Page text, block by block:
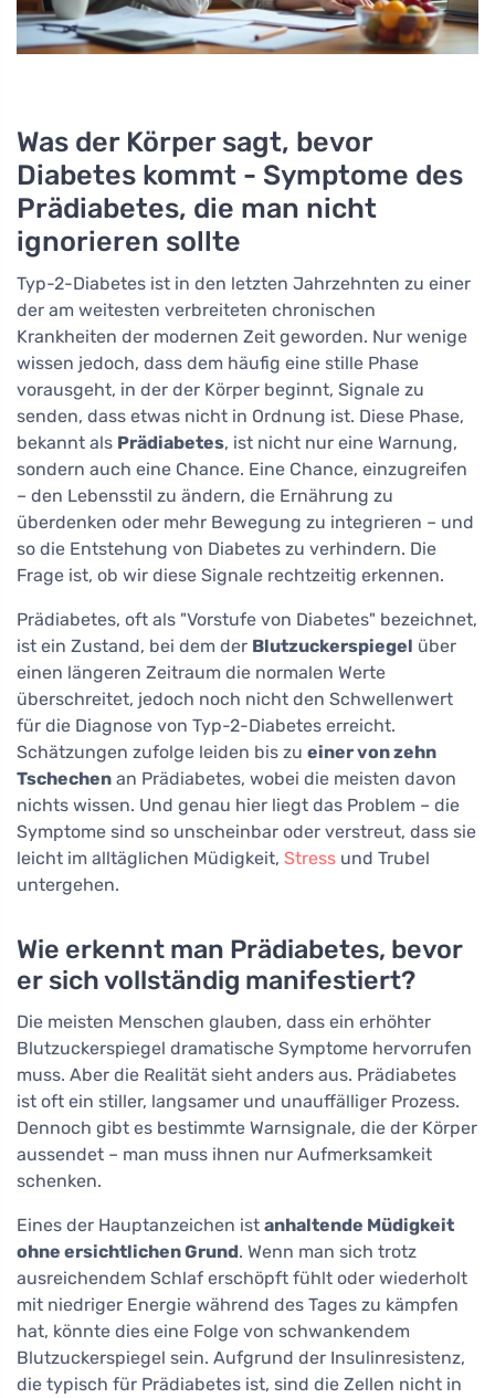
Was der Körper sagt, bevor
Diabetes kommt - Symptome des
Prädiabetes, die man nicht
ignorieren sollte
Typ-2-Diabetes ist in den letzten Jahrzehnten zu einer
der am weitesten verbreiteten chronischen
Krankheiten der modernen Zeit geworden. Nur wenige
wissen jedoch, dass dem häufig eine stille Phase
vorausgeht, in der der Körper beginnt, Signale zu
senden, dass etwas nicht in Ordnung ist. Diese Phase,
bekannt als Prädiabetes, ist nicht nur eine Warnung,
sondern auch eine Chance. Eine Chance, einzugreifen
– den Lebensstil zu ändern, die Ernährung zu
überdenken oder mehr Bewegung zu integrieren – und
so die Entstehung von Diabetes zu verhindern. Die
Frage ist, ob wir diese Signale rechtzeitig erkennen.
Prädiabetes, oft als "Vorstufe von Diabetes" bezeichnet,
ist ein Zustand, bei dem der Blutzuckerspiegel über
einen längeren Zeitraum die normalen Werte
überschreitet, jedoch noch nicht den Schwellenwert
für die Diagnose von Typ-2-Diabetes erreicht.
Schätzungen zufolge leiden bis zu einer von zehn
Tschechen an Prädiabetes, wobei die meisten davon
nichts wissen. Und genau hier liegt das Problem – die
Symptome sind so unscheinbar oder verstreut, dass sie
leicht im alltäglichen Müdigkeit, Stress und Trubel
untergehen.
Wie erkennt man Prädiabetes, bevor
er sich vollständig manifestiert?
Die meisten Menschen glauben, dass ein erhöhter
Blutzuckerspiegel dramatische Symptome hervorrufen
muss. Aber die Realität sieht anders aus. Prädiabetes
ist oft ein stiller, langsamer und unauffälliger Prozess.
Dennoch gibt es bestimmte Warnsignale, die der Körper
aussendet – man muss ihnen nur Aufmerksamkeit
schenken.
Eines der Hauptanzeichen ist anhaltende Müdigkeit
ohne ersichtlichen Grund. Wenn man sich trotz
ausreichendem Schlaf erschöpft fühlt oder wiederholt
mit niedriger Energie während des Tages zu kämpfen
hat, könnte dies eine Folge von schwankendem
Blutzuckerspiegel sein. Aufgrund der Insulinresistenz,
die typisch für Prädiabetes ist, sind die Zellen nicht in